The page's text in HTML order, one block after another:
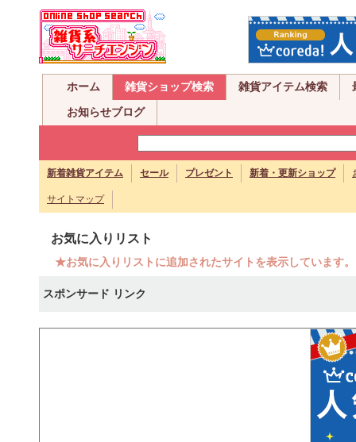
ホーム 雑貨ショップ検索 雑貨アイテム検索
お知らせブログ
新着雑貨アイテム セール プレゼント 新着・更新ショップ
サイトマップ
お気に入りリスト
★お気に入りリストに追加されたサイトを表示しています
スポンサード リンク